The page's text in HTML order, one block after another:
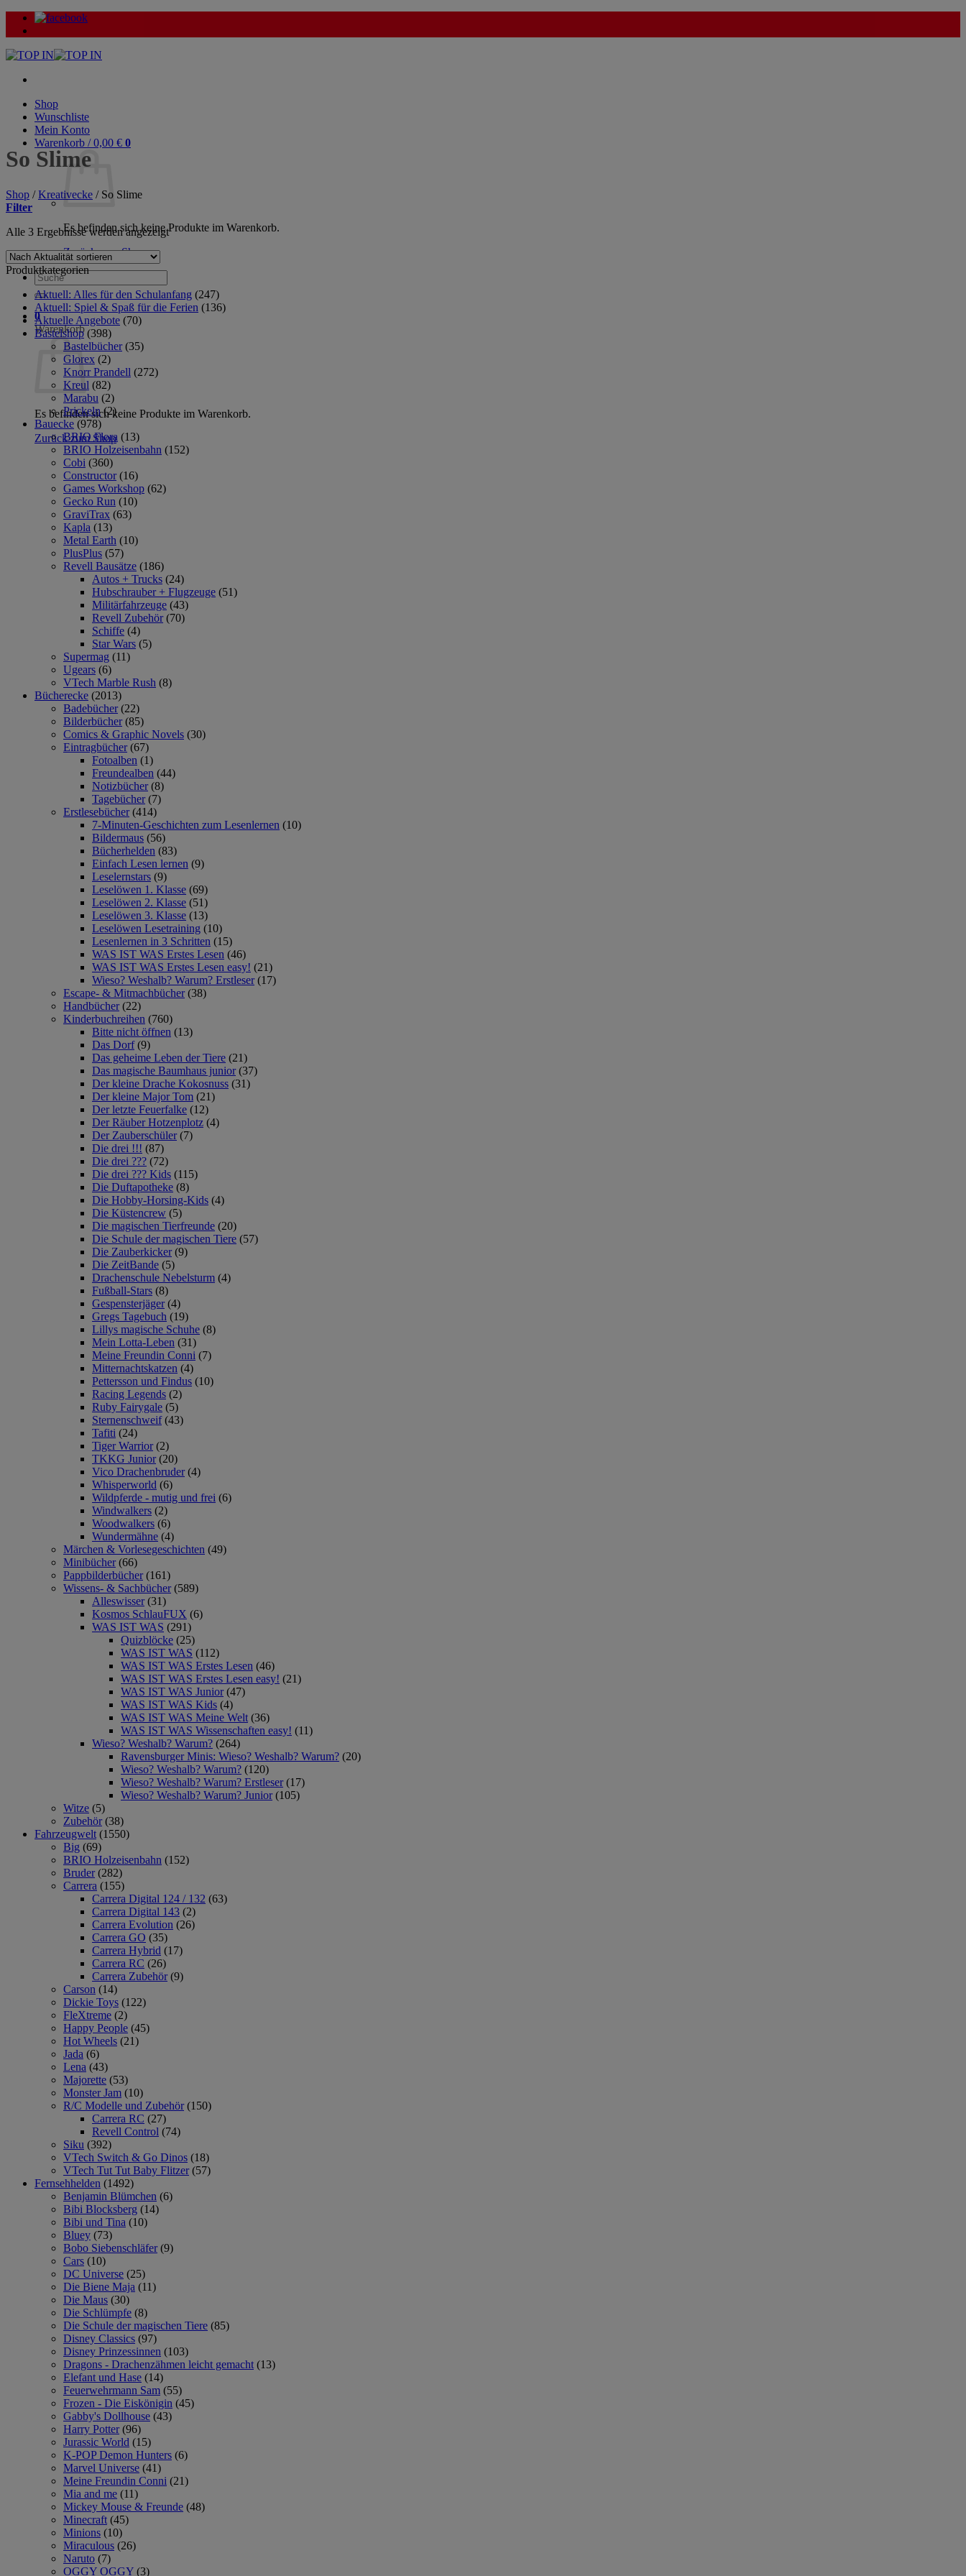
Zum
Inhalt
Shop
Wunschliste
Mein Konto
Warenkorb /0,00 € 0
Es befinden sich keine Produkte im Warenkorb.
Zurück zum Shop
Suche
nach:
0
Warenkorb
Es befinden sich keine Produkte im Warenkorb.
Zurück zum Shop
So Slime
Shop / Kreativecke /So Slime
Filter
Alle 3 Ergebnisse werden angezeigtNach
Produktkategorien
Aktuell: Alles für den Schulanfang (247)
Aktuell: Spiel & Spaß für die Ferien (136)
Aktuelle Angebote (70)
Bastelshop (398)
Bastelbücher (35)
Glorex (2)
Knorr Prandell (272)
Kreul (82)
Marabu (2)
Prickeln (2)
Bauecke (978)
BRIO Flora (13)
BRIO Holzeisenbahn (152)
Cobi (360)
Constructor (16)
Games Workshop (62)
Gecko Run (10)
GraviTrax (63)
Kapla (13)
Metal Earth (10)
PlusPlus (57)
Revell Bausätze (186)
Autos + Trucks (24)
Hubschrauber + Flugzeuge (51)
Militärfahrzeuge (43)
Revell Zubehör (70)
Schiffe (4)
Star Wars (5)
Supermag (11)
Ugears (6)
VTech Marble Rush (8)
Bücherecke (2013)
Badebücher (22)
Bilderbücher (85)
Comics & Graphic Novels (30)
Eintragbücher (67)
Fotoalben (1)
Freundealben (44)
Notizbücher (8)
Tagebücher (7)
Erstlesebücher (414)
7-Minuten-Geschichten zum Lesenlernen (10)
Bildermaus (56)
Bücherhelden (83)
Einfach Lesen lernen (9)
Leselernstars (9)
Leselöwen 1. Klasse (69)
Leselöwen 2. Klasse (51)
Leselöwen 3. Klasse (13)
Leselöwen Lesetraining (10)
Lesenlernen in 3 Schritten (15)
WAS IST WAS Erstes Lesen (46)
WAS IST WAS Erstes Lesen easy! (21)
Wieso? Weshalb? Warum? Erstleser (17)
Escape- & Mitmachbücher (38)
Handbücher (22)
Kinderbuchreihen (760)
Bitte nicht öffnen (13)
Das Dorf (9)
Das geheime Leben der Tiere (21)
Das magische Baumhaus junior (37)
Der kleine Drache Kokosnuss (31)
Der kleine Major Tom (21)
Der letzte Feuerfalke (12)
Der Räuber Hotzenplotz (4)
Der Zauberschüler (7)
Die drei !!! (87)
Die drei ??? (72)
Die drei ??? Kids (115)
Die Duftapotheke (8)
Die Hobby-Horsing-Kids (4)
Die Küstencrew (5)
Die magischen Tierfreunde (20)
Die Schule der magischen Tiere (57)
Die Zauberkicker (9)
Die ZeitBande (5)
Drachenschule Nebelsturm (4)
Fußball-Stars (8)
Gespensterjäger (4)
Gregs Tagebuch (19)
Lillys magische Schuhe (8)
Mein Lotta-Leben (31)
Meine Freundin Conni (7)
Mitternachtskatzen (4)
Pettersson und Findus (10)
Racing Legends (2)
Ruby Fairygale (5)
Sternenschweif (43)
Tafiti (24)
Tiger Warrior (2)
TKKG Junior (20)
Vico Drachenbruder (4)
Whisperworld (6)
Wildpferde - mutig und frei (6)
Windwalkers (2)
Woodwalkers (6)
Wundermähne (4)
Märchen & Vorlesegeschichten (49)
Minibücher (66)
Pappbilderbücher (161)
Wissens- & Sachbücher (589)
Alleswisser (31)
Kosmos SchlauFUX (6)
WAS IST WAS (291)
Quizblöcke (25)
WAS IST WAS (112)
WAS IST WAS Erstes Lesen (46)
WAS IST WAS Erstes Lesen easy! (21)
WAS IST WAS Junior (47)
WAS IST WAS Kids (4)
WAS IST WAS Meine Welt (36)
WAS IST WAS Wissenschaften easy! (11)
Wieso? Weshalb? Warum? (264)
Ravensburger Minis: Wieso? Weshalb? Warum? (20)
Wieso? Weshalb? Warum? (120)
Wieso? Weshalb? Warum? Erstleser (17)
Wieso? Weshalb? Warum? Junior (105)
Witze (5)
Zubehör (38)
Fahrzeugwelt (1550)
Big (69)
BRIO Holzeisenbahn (152)
Bruder (282)
Carrera (155)
Carrera Digital 124 / 132 (63)
Carrera Digital 143 (2)
Carrera Evolution (26)
Carrera GO (35)
Carrera Hybrid (17)
Carrera RC (26)
Carrera Zubehör (9)
Carson (14)
Dickie Toys (122)
FleXtreme (2)
Happy People (45)
Hot Wheels (21)
Jada (6)
Lena (43)
Majorette (53)
Monster Jam (10)
R/C Modelle und Zubehör (150)
Carrera RC (27)
Revell Control (74)
Siku (392)
VTech Switch & Go Dinos (18)
VTech Tut Tut Baby Flitzer (57)
Fernsehhelden (1492)
Benjamin Blümchen (6)
Bibi Blocksberg (14)
Bibi und Tina (10)
Bluey (73)
Bobo Siebenschläfer (9)
Cars (10)
DC Universe (25)
Die Biene Maja (11)
Die Maus (30)
Die Schlümpfe (8)
Die Schule der magischen Tiere (85)
Disney Classics (97)
Disney Prinzessinnen (103)
Dragons - Drachenzähmen leicht gemacht (13)
Elefant und Hase (14)
Feuerwehrmann Sam (55)
Frozen - Die Eiskönigin (45)
Gabby's Dollhouse (43)
Harry Potter (96)
Jurassic World (15)
K-POP Demon Hunters (6)
Marvel Universe (41)
Meine Freundin Conni (21)
Mia and me (11)
Mickey Mouse & Freunde (48)
Minecraft (45)
Minions (10)
Miraculous (26)
Naruto (7)
OGGY OGGY (3)